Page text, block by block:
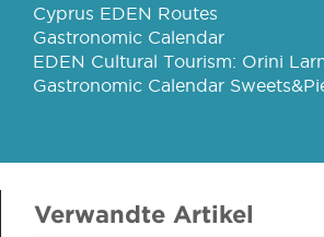
Cyprus EDEN Routes
Gastronomic Calendar
EDEN Cultural Tourism: Orini
Gastronomic Calendar
Verwandte Artikel